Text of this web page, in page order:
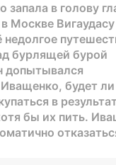
запала в голову
Москве Вигаудасу
недолгое
бурлящей бурой
допытывался
будет ли
в
бы их пить.